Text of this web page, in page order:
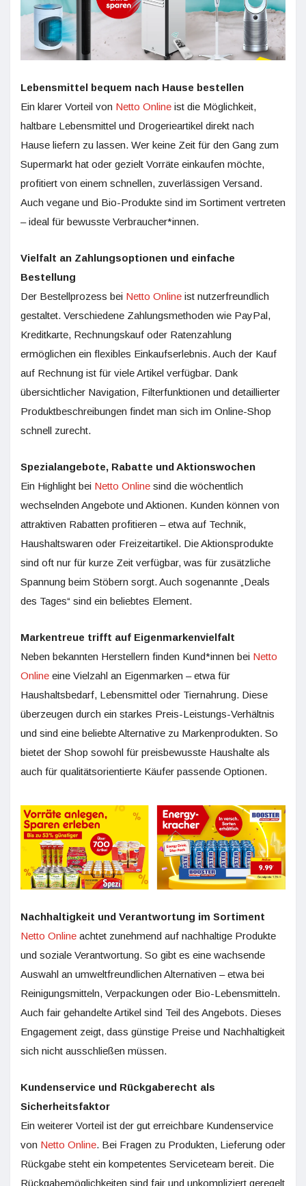
Lebensmittel bequem nach Hause bestellen
Ein klarer Vorteil von Netto Online ist die Möglichkeit,
haltbare Lebensmittel und Drogerieartikel direkt nach
Hause liefern zu lassen. Wer keine Zeit für den Gang zum
Supermarkt hat oder gezielt Vorräte einkaufen möchte,
profitiert von einem schnellen, zuverlässigen Versand.
Auch vegane und Bio-Produkte sind im Sortiment vertreten
– ideal für bewusste Verbraucher*innen.
Vielfalt an Zahlungsoptionen und einfache
Bestellung
Der Bestellprozess bei Netto Online ist nutzerfreundlich
gestaltet. Verschiedene Zahlungsmethoden wie PayPal,
Kreditkarte, Rechnungskauf oder Ratenzahlung
ermöglichen ein flexibles Einkaufserlebnis. Auch der Kauf
auf Rechnung ist für viele Artikel verfügbar. Dank
übersichtlicher Navigation, Filterfunktionen und detaillierter
Produktbeschreibungen findet man sich im Online-Shop
schnell zurecht.
Spezialangebote, Rabatte und Aktionswochen
Ein Highlight bei Netto Online sind die wöchentlich
wechselnden Angebote und Aktionen. Kunden können von
attraktiven Rabatten profitieren – etwa auf Technik,
Haushaltswaren oder Freizeitartikel. Die Aktionsprodukte
sind oft nur für kurze Zeit verfügbar, was für zusätzliche
Spannung beim Stöbern sorgt. Auch sogenannte „Deals
des Tages“ sind ein beliebtes Element.
Markentreue trifft auf Eigenmarkenvielfalt
Neben bekannten Herstellern finden Kund*innen bei Netto
Online eine Vielzahl an Eigenmarken – etwa für
Haushaltsbedarf, Lebensmittel oder Tiernahrung. Diese
überzeugen durch ein starkes Preis-Leistungs-Verhältnis
und sind eine beliebte Alternative zu Markenprodukten. So
bietet der Shop sowohl für preisbewusste Haushalte als
auch für qualitätsorientierte Käufer passende Optionen.
Nachhaltigkeit und Verantwortung im Sortiment
Netto Online achtet zunehmend auf nachhaltige Produkte
und soziale Verantwortung. So gibt es eine wachsende
Auswahl an umweltfreundlichen Alternativen – etwa bei
Reinigungsmitteln, Verpackungen oder Bio-Lebensmitteln.
Auch fair gehandelte Artikel sind Teil des Angebots. Dieses
Engagement zeigt, dass günstige Preise und Nachhaltigkeit
sich nicht ausschließen müssen.
Kundenservice und Rückgaberecht als
Sicherheitsfaktor
Ein weiterer Vorteil ist der gut erreichbare Kundenservice
von Netto Online. Bei Fragen zu Produkten, Lieferung oder
Rückgabe steht ein kompetentes Serviceteam bereit. Die
Rückgabemöglichkeiten sind fair und unkompliziert geregelt